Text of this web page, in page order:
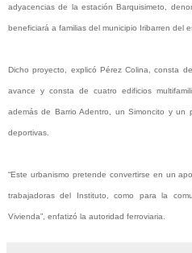
adyacencias de la estación Barquisimeto,
beneficiará a familias del municipio Iribarren del
Dicho proyecto, explicó Pérez Colina, consta
avance y consta de cuatro edificios
además de Barrio Adentro, un Simoncito y un
deportivas.
“Este urbanismo pretende convertirse en un
trabajadoras del Instituto, como para la
Vivienda”, enfatizó la autoridad ferroviaria.